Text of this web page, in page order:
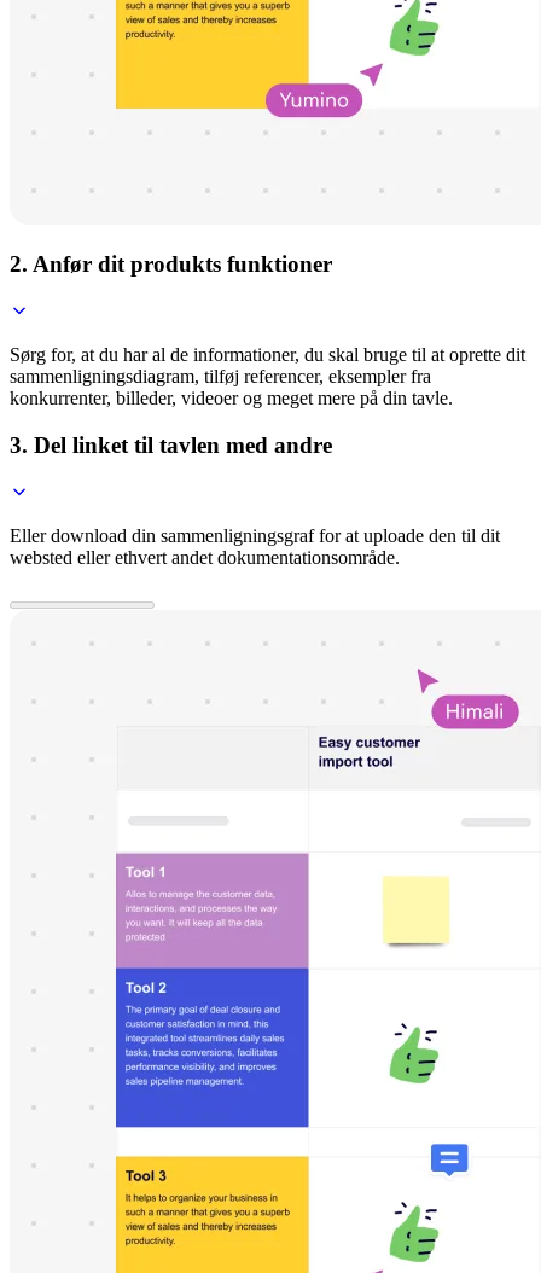
2. Anfør dit produkts funktioner
Sørg for, at du har al de informationer, du skal bruge til at oprette dit
sammenligningsdiagram, tilføj referencer, eksempler fra
konkurrenter, billeder, videoer og meget mere på din tavle.
3. Del linket til tavlen med andre
Eller download din sammenligningsgraf for at uploade den til dit
websted eller ethvert andet dokumentationsområde.